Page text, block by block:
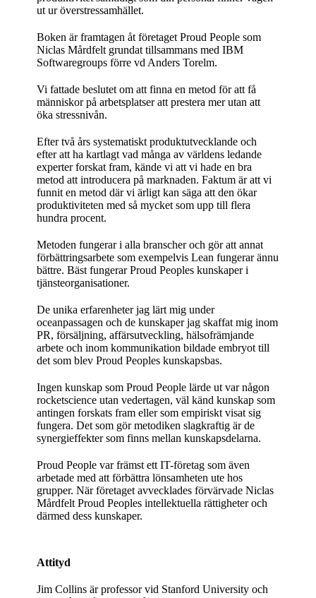
ut ur överstressamhället.
Boken är framtagen åt företaget Proud People som
Niclas Mårdfelt grundat tillsammans med IBM
Softwaregroups förre vd Anders Torelm.
Vi fattade beslutet om att finna en metod för att få
människor på arbetsplatser att prestera mer utan att
öka stressnivån.
Efter två års systematiskt produktutvecklande och
efter att ha kartlagt vad många av världens ledande
experter forskat fram, kände vi att vi hade en bra
metod att introducera på marknaden. Faktum är att vi
funnit en metod där vi ärligt kan säga att den ökar
produktiviteten med så mycket som upp till flera
hundra procent.
Metoden fungerar i alla branscher och gör att annat
förbättringsarbete som exempelvis Lean fungerar ännu
bättre. Bäst fungerar Proud Peoples kunskaper i
tjänsteorganisationer.
De unika erfarenheter jag lärt mig under
oceanpassagen och de kunskaper jag skaffat mig inom
PR, försäljning, affärsutveckling, hälsofrämjande
arbete och inom kommunikation bildade embryot till
det som blev Proud Peoples kunskapsbas.
Ingen kunskap som Proud People lärde ut var någon
rocketscience utan vedertagen, väl känd kunskap som
antingen forskats fram eller som empiriskt visat sig
fungera. Det som gör metodiken slagkraftig är de
synergieffekter som finns mellan kunskapsdelarna.
Proud People var främst ett IT-företag som även
arbetade med att förbättra lönsamheten ute hos
grupper. När företaget avvecklades förvärvade Niclas
Mårdfelt Proud Peoples intellektuella rättigheter och
därmed dess kunskaper.
Attityd
Jim Collins är professor vid Stanford University och